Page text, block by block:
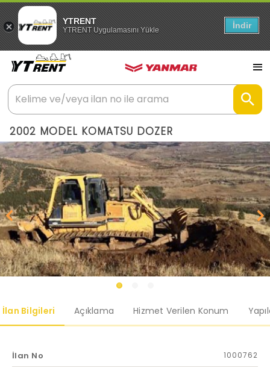
YTRENT
YTRENT Uygulamasını Yükle İndir
2002 MODEL KOMATSU DOZER
İlan Bilgileri Açıklama Hizmet Verilen Konum
İlan No 1000762